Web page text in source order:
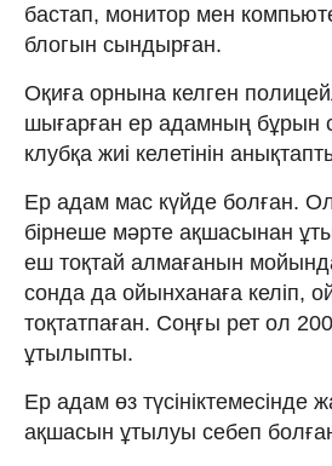
бастап, монитор мен
блогын сындырған.
Оқиға орнына келген
шығарған ер адамның бұрын
клубқа жиі келетінін
Ер адам мас күйде болған.
бірнеше мәрте ақшасынан
еш тоқтай алмағанын
сонда да ойынханаға келіп,
тоқтатпаған. Соңғы рет ол
ұтылыпты.
Ер адам өз
ақшасын ұтылуы себеп